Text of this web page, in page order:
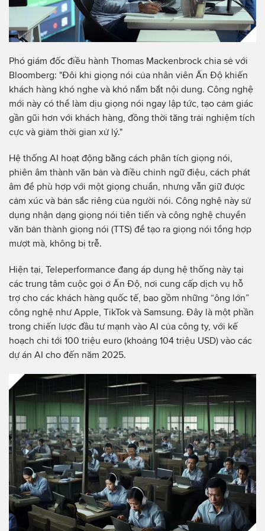
Phó giám đốc điều hành Thomas Mackenbrock chia sẻ với
Bloomberg: "Đôi khi giọng nói của nhân viên Ấn Độ khiến
khách hàng khó nghe và khó nắm bắt nội dung. Công nghệ
mới này có thể làm dịu giọng nói ngay lập tức, tạo cảm giác
gần gũi hơn với khách hàng, đồng thời tăng trải nghiệm tích
cực và giảm thời gian xử lý."
Hệ thống AI hoạt động bằng cách phân tích giọng nói,
phiên âm thành văn bản và điều chỉnh ngữ điệu, cách phát
âm để phù hợp với một giọng chuẩn, nhưng vẫn giữ được
cảm xúc và bản sắc riêng của người nói. Công nghệ này sử
dụng nhận dạng giọng nói tiên tiến và công nghệ chuyển
văn bản thành giọng nói (TTS) để tạo ra giọng nói tổng hợp
mượt mà, không bị trễ.
Hiện tại, Teleperformance đang áp dụng hệ thống này tại
các trung tâm cuộc gọi ở Ấn Độ, nơi cung cấp dịch vụ hỗ
trợ cho các khách hàng quốc tế, bao gồm những “ông lớn”
công nghệ như Apple, TikTok và Samsung. Đây là một phần
trong chiến lược đầu tư mạnh vào AI của công ty, với kế
hoạch chi tới 100 triệu euro (khoảng 104 triệu USD) vào các
dự án AI cho đến năm 2025.